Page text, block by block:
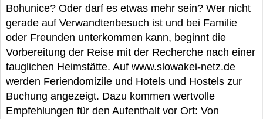
Bohunice? Oder darf es etwas mehr sein? Wer nicht
gerade auf Verwandtenbesuch ist und bei Familie
oder Freunden unterkommen kann, beginnt die
Vorbereitung der Reise mit der Recherche nach einer
tauglichen Heimstätte. Auf www.slowakei-netz.de
werden Feriendomizile und Hotels und Hostels zur
Buchung angezeigt. Dazu kommen wertvolle
Empfehlungen für den Aufenthalt vor Ort: Von